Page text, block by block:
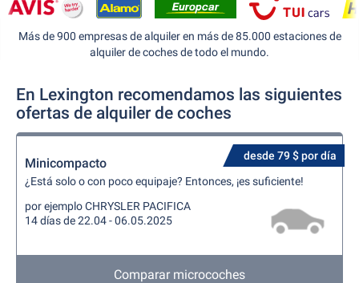
Más de 900 empresas de alquiler en más de 85.000 estaciones de
alquiler de coches de todo el mundo.
En Lexington recomendamos las siguientes
ofertas de alquiler de coches
desde 79 $ por día
Minicompacto
¿Está solo o con poco equipaje? Entonces, ¡es suficiente!
por ejemplo CHRYSLER PACIFICA
14 días de 22.04 - 06.05.2025
Comparar microcoches